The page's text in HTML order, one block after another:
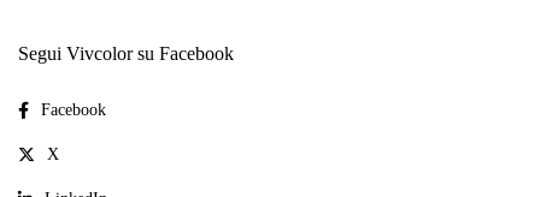
Segui Vivcolor su Facebook
Facebook
X